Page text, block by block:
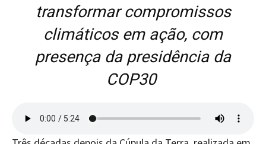
transformar compromissos
climáticos em ação, com
presença da presidência da
COP30